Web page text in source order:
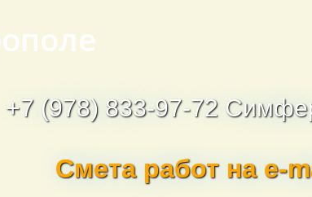
+7 (978) 833-97-72
Смета работ на e-